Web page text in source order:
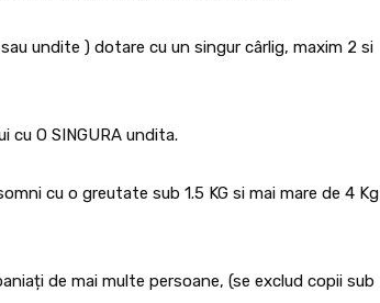
undite ) dotare cu un singur cârlig, maxim 2 si
O SINGURA undita.
cu o greutate sub 1.5 KG si mai mare de 4 Kg
de mai multe persoane, (se exclud copii sub